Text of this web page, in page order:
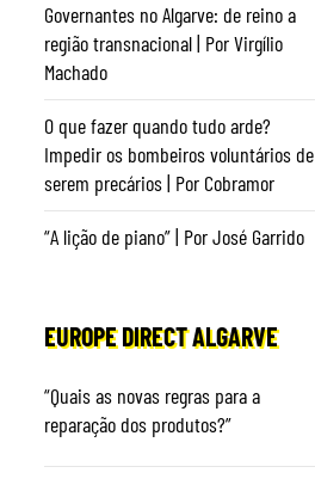
Governantes no Algarve: de reino a
região transnacional | Por Virgílio
Machado
O que fazer quando tudo arde?
Impedir os bombeiros voluntários de
serem precários | Por Cobramor
“A lição de piano” | Por José Garrido
EUROPE DIRECT ALGARVE
“Quais as novas regras para a
reparação dos produtos?”